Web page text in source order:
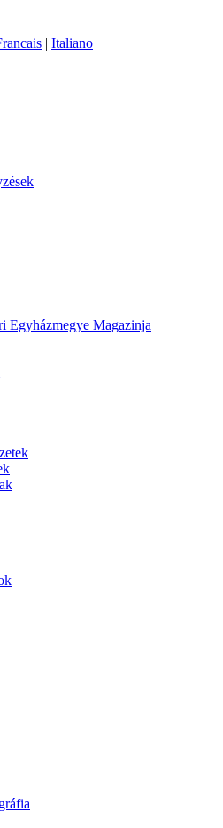
| Italiano
Egyházmegye Magazinja